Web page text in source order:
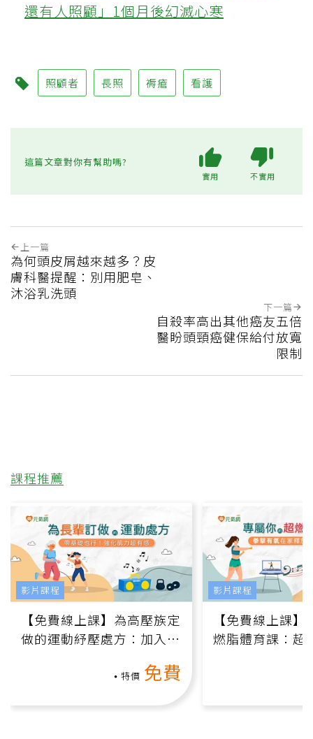
還有人照顧」1個月後幻滅心寒
照顧者 長照 褥瘡 看護
這篇文章對你有幫助嗎?
實用 不實用
上一篇
為何頭皮屑越來越多？皮
膚科醫提醒：別用肥皂、
沐浴乳洗頭
下一篇
自殺率高出其他癌友五倍
醫盼頭頸癌健保給付放寬
限制
課程推薦
【免費線上課】為高壓族定
做的運動紓壓處方：加入行
特價 免費
影片課程
【免費線上課
燃脂體育課：超
影片課程